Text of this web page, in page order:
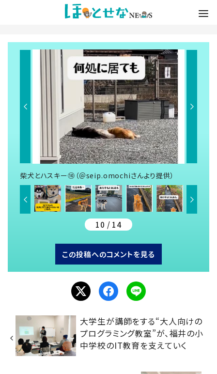
柴犬とハスキー⑩（＠seip.omochiさんより提供）
10 / 14
この投稿へのコメントを見る
大学生が講師をする“大人向けの
プログラミング教室”が、福井の小
中学校のIT教育を支えていく